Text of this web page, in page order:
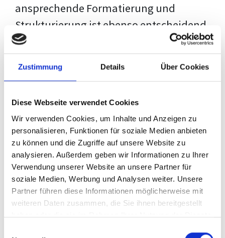
Zustimmung Details Über Cookies
Diese Webseite verwendet Cookies
Wir verwenden Cookies, um Inhalte und Anzeigen zu
personalisieren, Funktionen für soziale Medien anbieten
zu können und die Zugriffe auf unsere Website zu
analysieren. Außerdem geben wir Informationen zu Ihrer
Verwendung unserer Website an unsere Partner für
soziale Medien, Werbung und Analysen weiter. Unsere
Partner führen diese Informationen möglicherweise mit
weiteren Daten zusammen, die Sie ihnen bereitgestellt
haben oder die sie im Rahmen Ihrer Nutzung der Dienste
ansprechende Formatierung und
Strukturierung ist ebenso entscheidend
wie der Inhalt selbst. Jeder Prüfer hat
eigene Erwartungen, und unsere
Schulung ist so konzipiert, dass sie dir
deiner individuellen Vorlage zeigt,
anstatt eine Einheitslösung zu bieten.
Der Prozess des wissenschaftlichen
Schreibens kann ohne das richtige
Wissen eine große Herausforderung
darstellen. Jedoch, ausgestattet mit
denTechniken und Strategiendieses
Kurses, wird die Formatierung deiner